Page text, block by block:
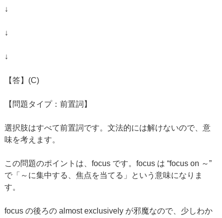
↓
↓
↓
【答】(C)
【問題タイプ：前置詞】
選択肢はすべて前置詞です。文法的には解けないので、意
味を考えます。
この問題のポイントは、focus です。focus は “focus on ～”
で「～に集中する、焦点を当てる」という意味になりま
す。
focus の後ろの almost exclusively が邪魔なので、少しわか